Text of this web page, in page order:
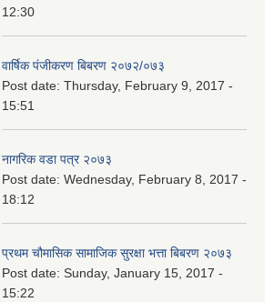
12:30
वार्षिक पंजीकरण बिबरण २०७२/०७३
Post date: Thursday, February 9, 2017 -
15:51
नागरिक वडा पत्र २०७३
Post date: Wednesday, February 8, 2017 -
18:12
प्रथम चौमासिक सामाजिक सुरक्षा भत्ता बिबरण २०७३
Post date: Sunday, January 15, 2017 -
15:22